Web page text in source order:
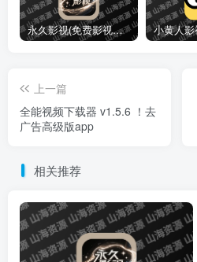
永久影视(免费影视播放软件)v1.1.8 解锁去广告纯净版
上一篇
全能视频下载器 v1.5.6 ！去
广告高级版app
相关推荐